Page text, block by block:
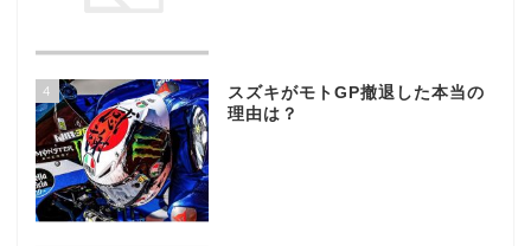
4
スズキがモトGP撤退した本当の
理由は？